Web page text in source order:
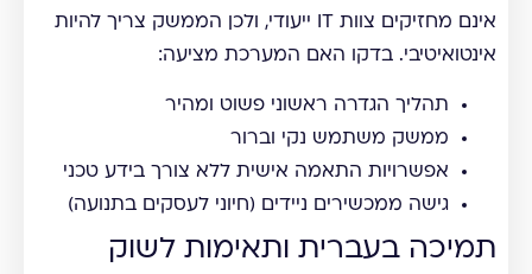
אינם מחזיקים צוות IT ייעודי, ולכן הממשק צריך להיות
אינטואיטיבי. בדקו האם המערכת מציעה:
תהליך הגדרה ראשוני פשוט ומהיר
ממשק משתמש נקי וברור
אפשרויות התאמה אישית ללא צורך בידע טכני
גישה ממכשירים ניידים (חיוני לעסקים בתנועה)
תמיכה בעברית ותאימות לשוק